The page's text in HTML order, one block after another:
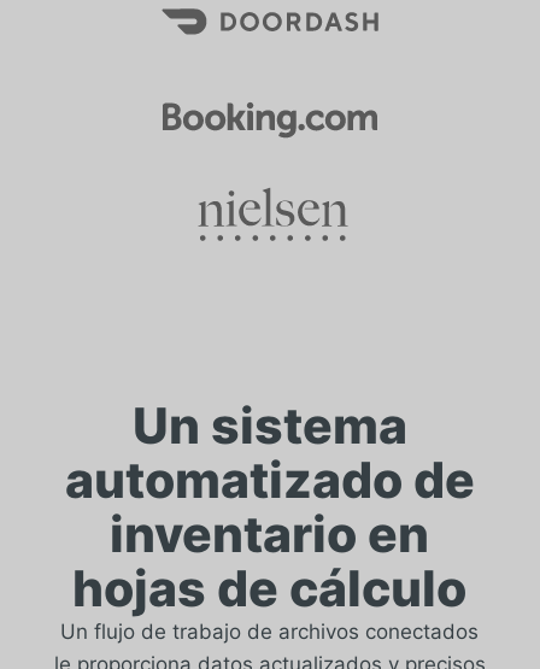
Un sistema
automatizado de
inventario en
hojas de cálculo
Un flujo de trabajo de archivos conectados
le proporciona datos actualizados y precisos